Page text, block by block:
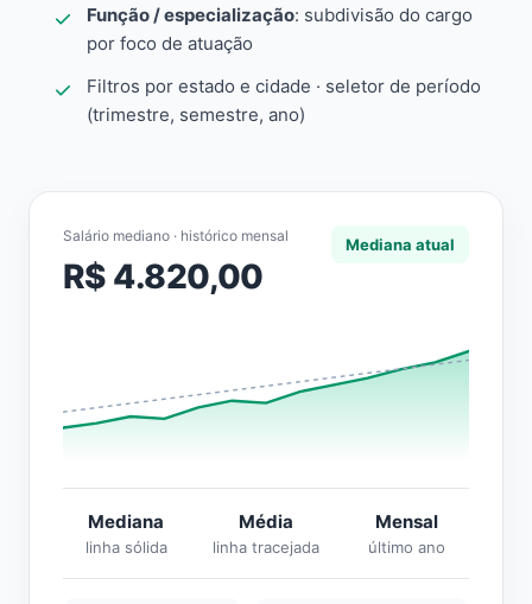
Função / especialização: subdivisão do cargo
por foco de atuação
Filtros por estado e cidade · seletor de período
(trimestre, semestre, ano)
Salário mediano · histórico mensal
R$ 4.820,00
Mediana atual
Mediana
linha sólida
Média
linha tracejada
Mensal
último ano